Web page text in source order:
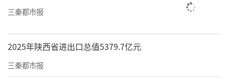
三秦都市报
2025年陕西省进出口总值5379.7亿元
三秦都市报